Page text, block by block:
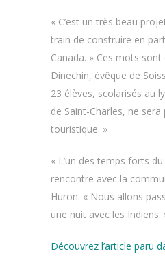
« C’est un très beau
train de construire en
Canada. » Ces mots
Dinechin, évêque de
23 élèves, scolarisés au
de Saint-Charles, ne
touristique. »
« L’un des temps forts
rencontre avec la
Huron. « Nous allons
une nuit avec les Indiens.
Découvrez l’article paru